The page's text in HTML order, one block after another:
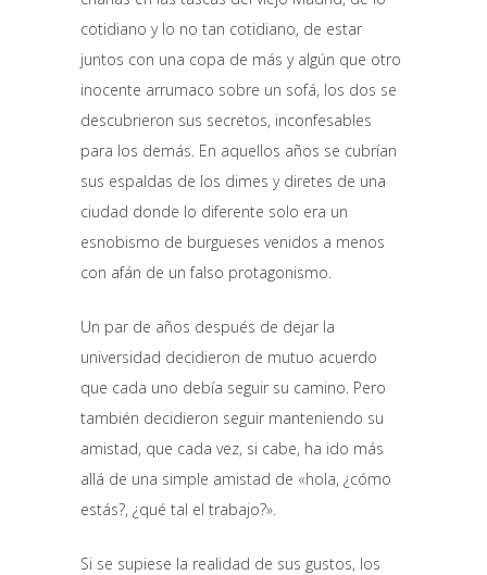
cotidiano y lo no tan cotidiano, de estar
juntos con una copa de más y algún que otro
inocente arrumaco sobre un sofá, los dos se
descubrieron sus secretos, inconfesables
para los demás. En aquellos años se cubrían
sus espaldas de los dimes y diretes de una
ciudad donde lo diferente solo era un
esnobismo de burgueses venidos a menos
con afán de un falso protagonismo.
Un par de años después de dejar la
universidad decidieron de mutuo acuerdo
que cada uno debía seguir su camino. Pero
también decidieron seguir manteniendo su
amistad, que cada vez, si cabe, ha ido más
allá de una simple amistad de «hola, ¿cómo
estás?, ¿qué tal el trabajo?».
Si se supiese la realidad de sus gustos, los